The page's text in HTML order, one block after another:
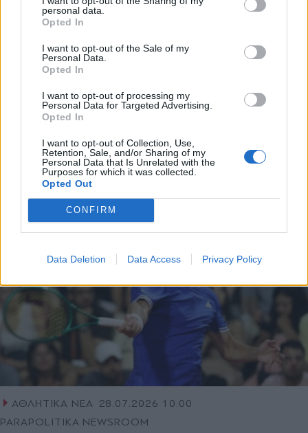
personal data.
Opted In
I want to opt-out of the Sale of my
Personal Data.
Opted In
I want to opt-out of processing my
Personal Data for Targeted Advertising.
Opted In
I want to opt-out of Collection, Use,
Retention, Sale, and/or Sharing of my
Personal Data that Is Unrelated with the
Purposes for which it was collected.
Opted Out
CONFIRM
Data Deletion Data Access Privacy Policy
ΑΘΛΗΤΙΚΑ ΝΕΑ
ΦΙΛΙΠΠΟΣ ΚΑΤΣΙΩΤΗΣ
Αθλητικές μεταδόσεις: Πού θα δείτε το
φιλικό της ΑΕΚ κόντρα στην
Σάμσουνσπορ
ΑΘΛΗΤΙΚΑ ΝΕΑ 28.07.2026 10:00
PARAPOLITIKA NEWSROOM
Αποδέχομαι τους
και την πολιτική απορρήτου
X